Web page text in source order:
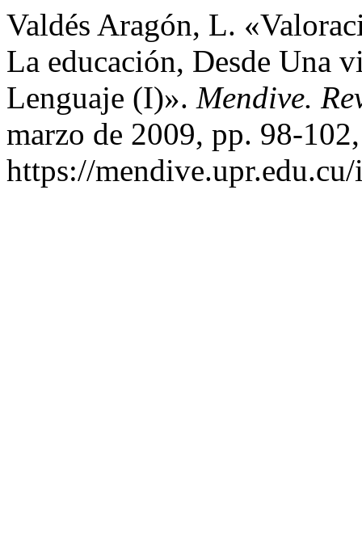
Valdés Aragón, L.
La educación, Desde Una
Lenguaje (I)». Mendive.
marzo de 2009, pp. 98-102,
https://